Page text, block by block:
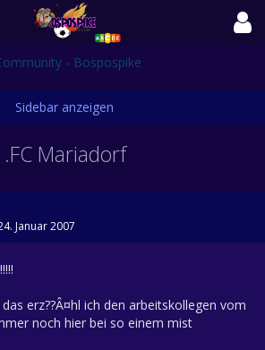
- Bospospike
Mariadorf
Januar 2007
erz??Â¤hl ich den arbeitskollegen vom
noch hier bei so einem mist